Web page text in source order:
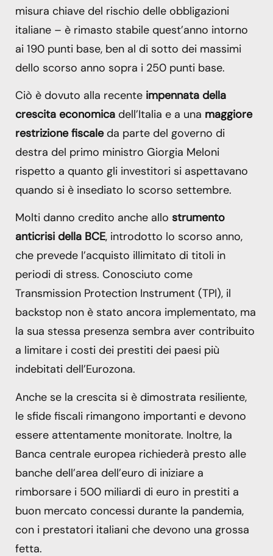
misura chiave del rischio delle obbligazioni
italiane – è rimasto stabile quest’anno intorno
ai 190 punti base, ben al di sotto dei massimi
dello scorso anno sopra i 250 punti base.
Ciò è dovuto alla recente impennata della
crescita economica dell’Italia e a una maggiore
restrizione fiscaleda parte del governo di
destra del primo ministro Giorgia Meloni
rispetto a quanto gli investitori si aspettavano
quando si è insediato lo scorso settembre.
Molti danno credito anche allo strumento
anticrisi della BCE, introdotto lo scorso anno,
che prevede l’acquisto illimitato di titoli in
periodi di stress. Conosciuto come
Transmission Protection Instrument (TPI), il
backstop non è stato ancora implementato, ma
la sua stessa presenza sembra aver contribuito
a limitare i costi dei prestiti dei paesi più
indebitati dell’Eurozona.
Anche se la crescita si è dimostrata resiliente,
le sfide fiscali rimangono importanti e devono
essere attentamente monitorate. Inoltre, la
Banca centrale europea richiederà presto alle
banche dell’area dell’euro di iniziare a
rimborsare i 500 miliardi di euro in prestiti a
buon mercato concessi durante la pandemia,
con i prestatori italiani che devono una grossa
fetta.